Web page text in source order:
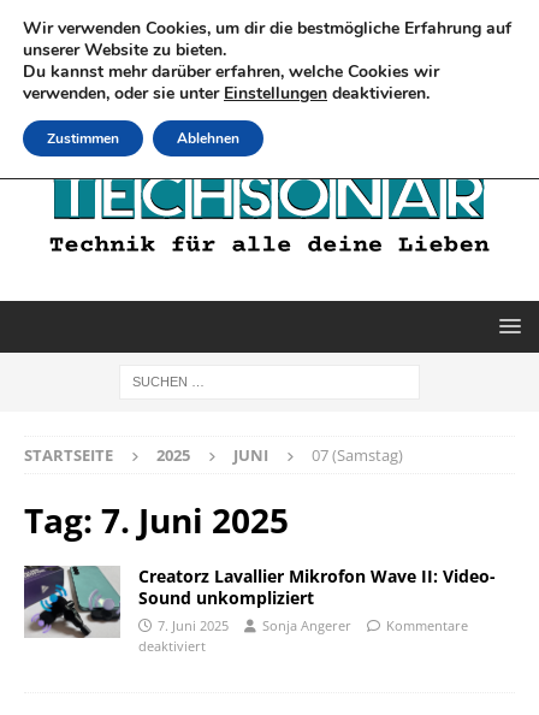
STARTSEITE 2025 JUNI 07 (Samstag)
Tag: 7. Juni 2025
Creatorz Lavallier Mikrofon Wave II: Video-
Sound unkompliziert
7. Juni 2025 Sonja Angerer
Kommentare
deaktiviert
Wir verwenden Cookies, um dir die bestmögliche Erfahrung auf
unserer Website zu bieten.
Du kannst mehr darüber erfahren, welche Cookies wir
verwenden, oder sie unter Einstellungen deaktivieren.
Zustimmen Ablehnen